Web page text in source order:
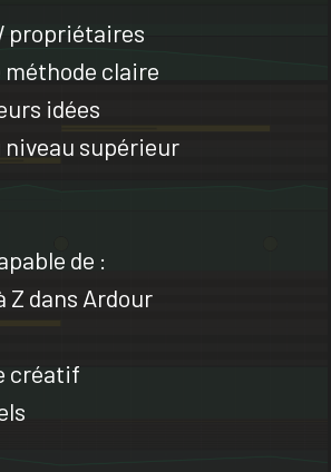
propriétaires
claire
idées
supérieur
de :
Z dans Ardour
créatif